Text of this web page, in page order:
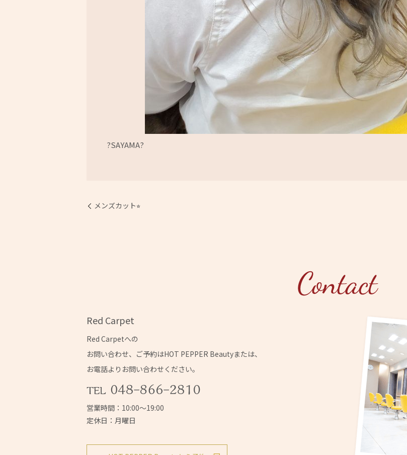
?SAYAMA?
メンズカット⭐︎
Red Carpet
Red Carpetへの
お問い合わせ、ご予約はHOT PEPPER Beautyまたは、
お電話よりお問い合わせください。
営業時間：10:00～19:00
定休日：月曜日